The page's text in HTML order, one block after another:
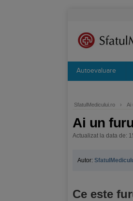
Autoevaluare
SfatulMedicului.ro › Ai
Ai un
Actualizat la data de:
Autor:
Ce este